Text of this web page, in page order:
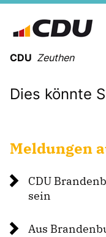
CDU Zeuthen
Dies könnte
Meldungen
CDU
sein
Aus